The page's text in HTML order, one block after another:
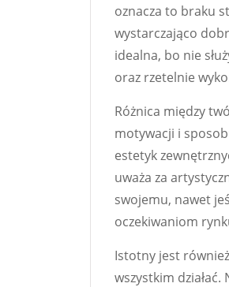
oznacza to braku
wystarczająco
idealna, bo nie
oraz rzetelnie
Różnica między
motywacji i
estetyk
uważa za
swojemu, nawet
oczekiwaniom
Istotny jest
wszystkim